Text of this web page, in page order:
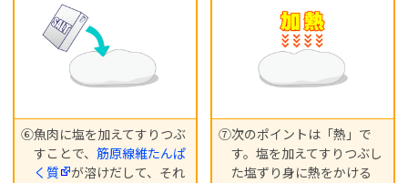
⑥魚肉に塩を加えてすりつぶ
すことで、 筋原線維たんぱ
く質
が溶けだして、それ
⑦次のポイントは「熱」で
す。塩を加えてすりつぶし
た塩ずり身に熱をかける